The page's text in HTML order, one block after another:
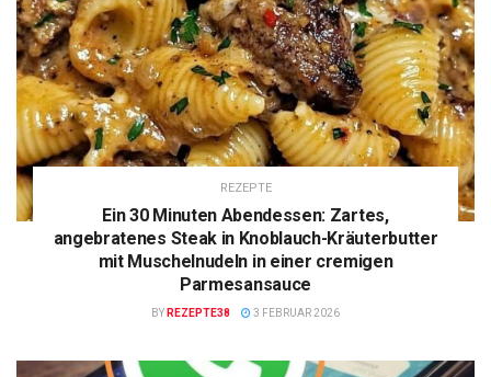
REZEPTE
Ein 30 Minuten Abendessen: Zartes,
angebratenes Steak in Knoblauch-Kräuterbutter
mit Muschelnudeln in einer cremigen
Parmesansauce
BY REZEPTE38 3 FEBRUAR 2026